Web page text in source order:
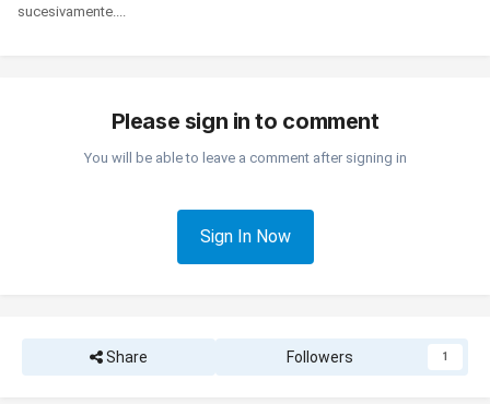
sucesivamente....
Please sign in to comment
You will be able to leave a comment after signing in
Sign In Now
Share Followers 1